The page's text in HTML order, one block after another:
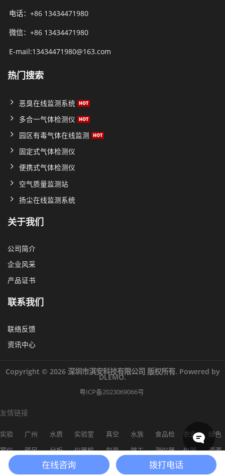
电话：+86 13434471980
微信：+86 13434471980
E-mail:13434471980@163.com
热门搜索
恶臭在线监测系统
多合一气体检测仪
园区有毒气体在线监测
固定式气体检测仪
便携式气体检测仪
空气质量监测站
扬尘在线监测系统
关于我们
公司简介
企业风采
产品证书
联系我们
联络反馈
资讯中心
Copyright © 2026 深圳市淇安科技有限公司 版权所有. Powered by
DLEMO.
粤ICP备2023069066号
友情链接
实验
室仪
广州
碳足
水质
分析
仪
实验室
仪器校
准
真空
包装
机
水族
馆工
食品检
测仪器
农业
仪器
绿色
资源
在线咨询 拨打电话